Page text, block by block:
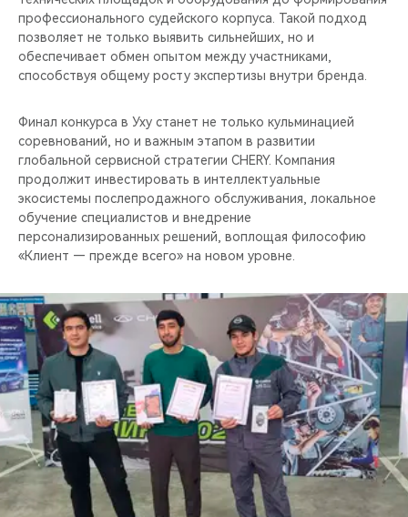
профессионального судейского корпуса. Такой подход
позволяет не только выявить сильнейших, но и
обеспечивает обмен опытом между участниками,
способствуя общему росту экспертизы внутри бренда.
Финал конкурса в Уху станет не только кульминацией
соревнований, но и важным этапом в развитии
глобальной сервисной стратегии CHERY. Компания
продолжит инвестировать в интеллектуальные
экосистемы послепродажного обслуживания, локальное
обучение специалистов и внедрение
персонализированных решений, воплощая философию
«Клиент — прежде всего» на новом уровне.